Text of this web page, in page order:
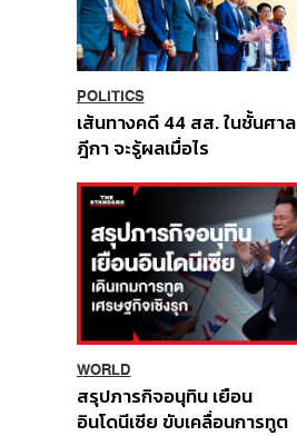
POLITICS
เส้นทางคดี 44 สส. ในชั้นศาล
ฎีกา จะรู้ผลเมื่อไร
WORLD
สรุปภารกิจอนุทิน เยือน
อินโดนีเซีย ขับเคลื่อนการทูต